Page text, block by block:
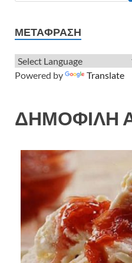
ΜΕΤΆΦΡΑΣΗ
Powered by Translate
ΔΗΜΟΦΙΛΗ